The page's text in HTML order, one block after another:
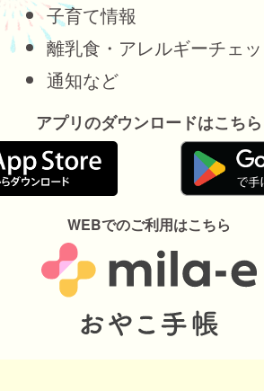
子育て情報
離乳食・アレルギーチェ
通知など
アプリのダウンロードはこちら
WEBでのご利用はこちら